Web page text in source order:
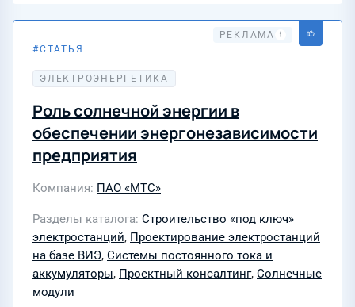
СТАТЬЯ
24 июля 2026
ЭЛЕКТРОЭНЕРГЕТИКА
Роль солнечной энергии в
обеспечении энергонезависимости
предприятия
Компания ПАО «МТС»
Разделы каталога Строительство «под ключ»
электростанций, Проектирование электростанций
на базе ВИЭ, Системы постоянного тока и
аккумуляторы, Проектный консалтинг, Солнечные
модули